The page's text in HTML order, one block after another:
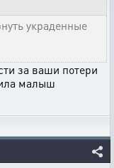
украденные
за ваши потери
малыш